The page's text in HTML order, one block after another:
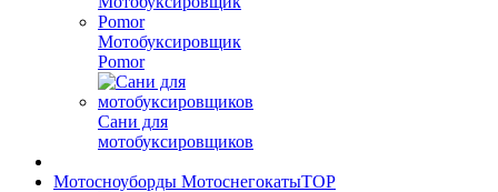
Мотобуксировщик
Pomor
Сани для
мотобуксировщиков
Мотосноуборды МотоснегокатыTOP